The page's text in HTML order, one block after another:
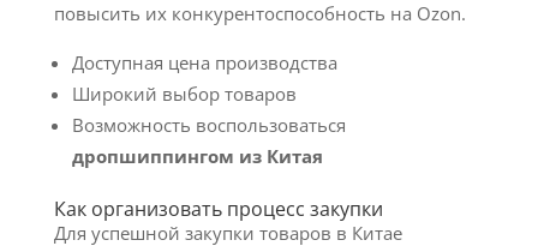
повысить их конкурентоспособность на Ozon.
Доступная цена производства
Широкий выбор товаров
Возможность воспользоваться
дропшиппингом из Китая
Как организовать процесс закупки
Для успешной закупки товаров в Китае